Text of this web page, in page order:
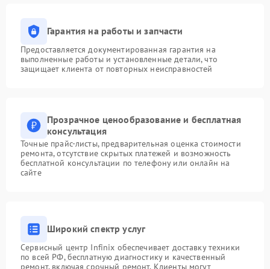
Гарантия на работы и запчасти
Предоставляется документированная гарантия на
выполненные работы и установленные детали, что
защищает клиента от повторных неисправностей
Прозрачное ценообразование и бесплатная
консультация
Точные прайс-листы, предварительная оценка стоимости
ремонта, отсутствие скрытых платежей и возможность
бесплатной консультации по телефону или онлайн на
сайте
Широкий спектр услуг
Сервисный центр Infinix обеспечивает доставку техники
по всей РФ, бесплатную диагностику и качественный
ремонт, включая срочный ремонт. Клиенты могут